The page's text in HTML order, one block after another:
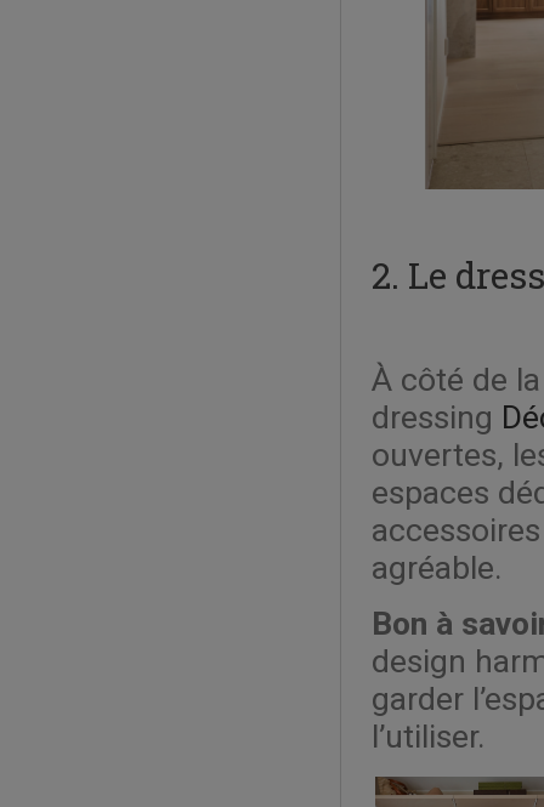
2. Le
À côté de
dressing
ouvertes,
espaces
agréable.
Bon à
design
garder
l’utiliser.